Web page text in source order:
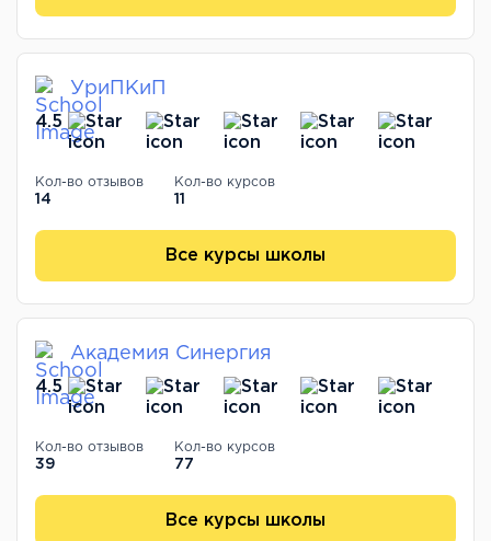
УриПКиП
4.5
Кол-во отзывов
14
Кол-во курсов
11
Все курсы школы
Академия Синергия
4.5
Кол-во отзывов
39
Кол-во курсов
77
Все курсы школы